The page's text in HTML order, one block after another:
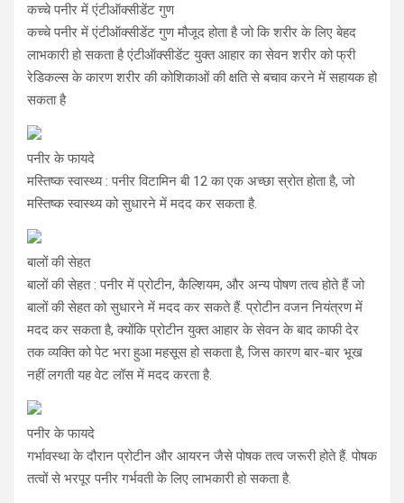
कच्चे पनीर में एंटीऑक्सीडेंट गुण
कच्चे पनीर में एंटीऑक्सीडेंट गुण मौजूद होता है जो कि शरीर के लिए बेहद
लाभकारी हो सकता है एंटीऑक्सीडेंट युक्त आहार का सेवन शरीर को फ्री
रेडिकल्स के कारण शरीर की कोशिकाओं की क्षति से बचाव करने में सहायक हो
सकता है
पनीर के फायदे
मस्तिष्क स्वास्थ्य : पनीर विटामिन बी 12 का एक अच्छा स्रोत होता है, जो
मस्तिष्क स्वास्थ्य को सुधारने में मदद कर सकता है.
बालों की सेहत
बालों की सेहत : पनीर में प्रोटीन, कैल्शियम, और अन्य पोषण तत्व होते हैं जो
बालों की सेहत को सुधारने में मदद कर सकते हैं. प्रोटीन वजन नियंत्रण में
मदद कर सकता है, क्योंकि प्रोटीन युक्त आहार के सेवन के बाद काफी देर
तक व्यक्ति को पेट भरा हुआ महसूस हो सकता है, जिस कारण बार-बार भूख
नहीं लगती यह वेट लॉस में मदद करता है.
पनीर के फायदे
गर्भावस्था के दौरान प्रोटीन और आयरन जैसे पोषक तत्व जरूरी होते हैं. पोषक
तत्वों से भरपूर पनीर गर्भवती के लिए लाभकारी हो सकता है.